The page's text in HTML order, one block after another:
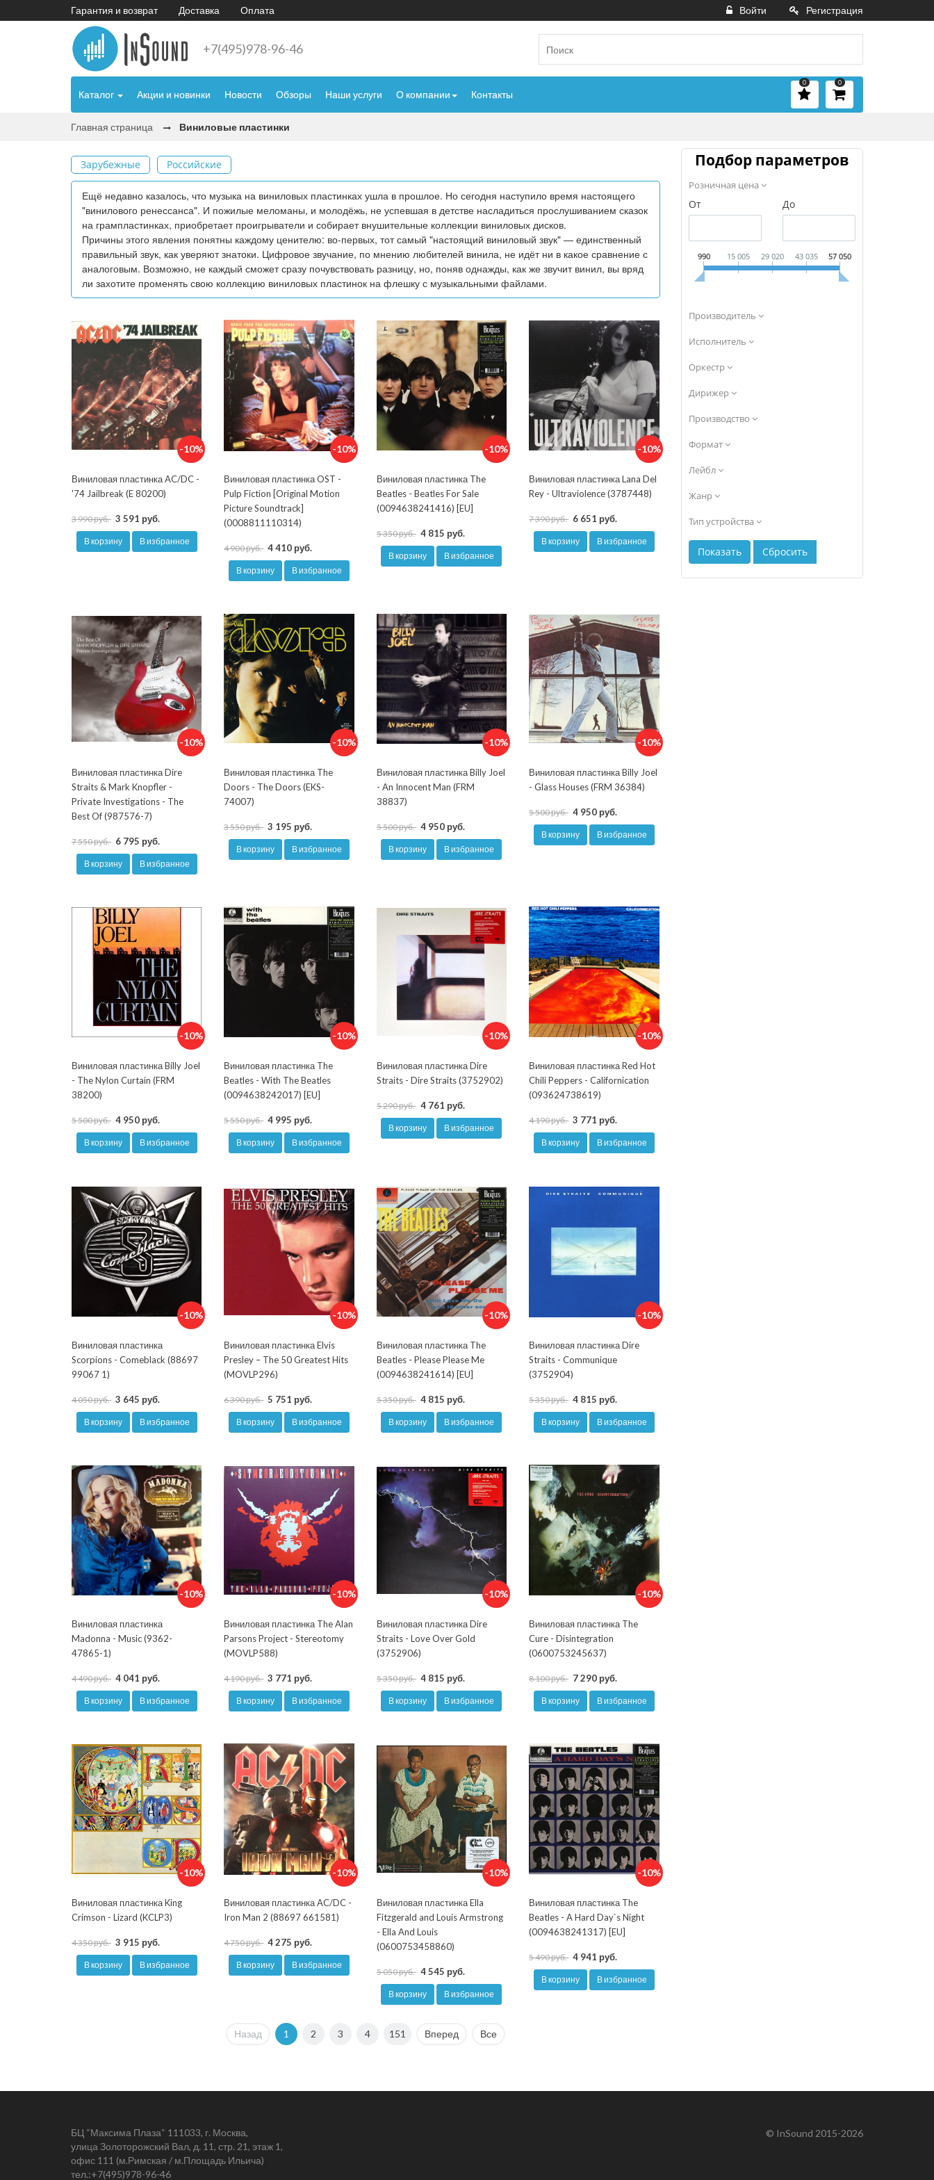
Гарантия и возврат Доставка Оплата Войти Регистрация
+7(495)978-96-46
Каталог Акции и новинки Новости Обзоры Наши услуги О компании Контакты
0
0
Главная страница Виниловые пластинки
Подбор параметров
Розничная цена
От До
990 15 005 29 020 43 035 57 050
Производитель
Исполнитель
Оркестр
Дирижер
Производство
Формат
Лейбл
Жанр
Тип устройства
Зарубежные Российские
Ещё недавно казалось, что музыка на виниловых пластинках ушла в прошлое. Но сегодня наступило время настоящего
"винилового ренессанса". И пожилые меломаны, и молодёжь, не успевшая в детстве насладиться прослушиванием сказок
на грампластинках, приобретает проигрыватели и собирает внушительные коллекции виниловых дисков.
Причины этого явления понятны каждому ценителю: во-первых, тот самый "настоящий виниловый звук" — единственный
правильный звук, как уверяют знатоки. Цифровое звучание, по мнению любителей винила, не идёт ни в какое сравнение с
аналоговым. Возможно, не каждый сможет сразу почувствовать разницу, но, поняв однажды, как же звучит винил, вы вряд
ли захотите променять свою коллекцию виниловых пластинок на флешку с музыкальными файлами.
-10%
Виниловая пластинка AC/DC -
'74 Jailbreak (E 80200)
3 990 руб. 3 591 руб.
В корзину В избранное
-10%
Виниловая пластинка OST -
Pulp Fiction [Original Motion
Picture Soundtrack]
(0008811110314)
4 900 руб. 4 410 руб.
В корзину В избранное
-10%
Виниловая пластинка The
Beatles - Beatles For Sale
(0094638241416) [EU]
5 350 руб. 4 815 руб.
В корзину В избранное
-10%
Виниловая пластинка Lana Del
Rey - Ultraviolence (3787448)
7 390 руб. 6 651 руб.
В корзину В избранное
-10%
Виниловая пластинка Dire
Straits & Mark Knopfler -
Private Investigations - The
Best Of (987576-7)
7 550 руб. 6 795 руб.
В корзину В избранное
-10%
Виниловая пластинка The
Doors - The Doors (EKS-
74007)
3 550 руб. 3 195 руб.
В корзину В избранное
-10%
Виниловая пластинка Billy Joel
- An Innocent Man (FRM
38837)
5 500 руб. 4 950 руб.
В корзину В избранное
-10%
Виниловая пластинка Billy Joel
- Glass Houses (FRM 36384)
5 500 руб. 4 950 руб.
В корзину В избранное
-10%
Виниловая пластинка Billy Joel
- The Nylon Curtain (FRM
38200)
5 500 руб. 4 950 руб.
В корзину В избранное
-10%
Виниловая пластинка The
Beatles - With The Beatles
(0094638242017) [EU]
5 550 руб. 4 995 руб.
В корзину В избранное
-10%
Виниловая пластинка Dire
Straits - Dire Straits (3752902)
5 290 руб. 4 761 руб.
В корзину В избранное
-10%
Виниловая пластинка Red Hot
Chili Peppers - Californication
(093624738619)
4 190 руб. 3 771 руб.
В корзину В избранное
-10%
Виниловая пластинка
Scorpions - Comeblack (88697
99067 1)
4 050 руб. 3 645 руб.
В корзину В избранное
-10%
Виниловая пластинка Elvis
Presley ‎– The 50 Greatest Hits
(MOVLP296)
6 390 руб. 5 751 руб.
В корзину В избранное
-10%
Виниловая пластинка The
Beatles - Please Please Me
(0094638241614) [EU]
5 350 руб. 4 815 руб.
В корзину В избранное
-10%
Виниловая пластинка Dire
Straits - Communique
(3752904)
5 350 руб. 4 815 руб.
В корзину В избранное
-10%
Виниловая пластинка
Madonna - Music (9362-
47865-1)
4 490 руб. 4 041 руб.
В корзину В избранное
-10%
Виниловая пластинка The Alan
Parsons Project - Stereotomy
(MOVLP588)
4 190 руб. 3 771 руб.
В корзину В избранное
-10%
Виниловая пластинка Dire
Straits - Love Over Gold
(3752906)
5 350 руб. 4 815 руб.
В корзину В избранное
-10%
Виниловая пластинка The
Cure - Disintegration
(0600753245637)
8 100 руб. 7 290 руб.
В корзину В избранное
-10%
Виниловая пластинка King
Crimson - Lizard (KCLP3)
4 350 руб. 3 915 руб.
В корзину В избранное
-10%
Виниловая пластинка AC/DC -
Iron Man 2 (88697 661581)
4 750 руб. 4 275 руб.
В корзину В избранное
-10%
Виниловая пластинка Ella
Fitzgerald and Louis Armstrong
- Ella And Louis
(0600753458860)
5 050 руб. 4 545 руб.
В корзину В избранное
-10%
Виниловая пластинка The
Beatles - A Hard Day`s Night
(0094638241317) [EU]
5 490 руб. 4 941 руб.
В корзину В избранное
Назад 1 2 3 4 151 Вперед Все
БЦ “Максима Плаза“ 111033, г. Москва,
улица Золоторожский Вал, д. 11, стр. 21, этаж 1,
офис 111 (м.Римская / м.Площадь Ильича)
тел.:+7(495)978-96-46
© InSound 2015-2026